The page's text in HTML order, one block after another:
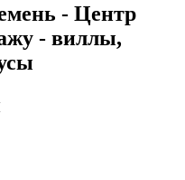
- Центр
- виллы,